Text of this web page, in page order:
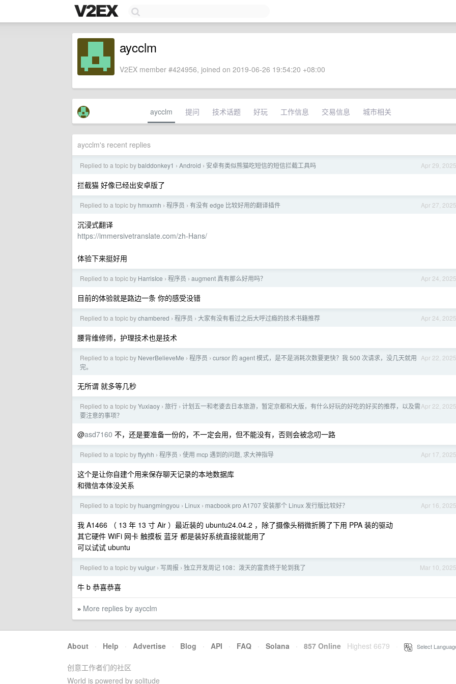
aycclm
V2EX member #424956, joined on 2019-06-26 19:54:20 +08:00
aycclm 提问 技术话题 好玩 工作信息 交易信息 城市相关
aycclm's recent replies
Apr 29, 2025
Replied to a topic bybalddonkey1 › Android › 安卓有类似熊猫吃短信的短信拦截工具吗
拦截猫 好像已经出安卓版了
Apr 27, 2025
Replied to a topic by hmxxmh › 程序员 › 有没有 edge 比较好用的翻译插件
沉浸式翻译
https://immersivetranslate.com/zh-Hans/
体验下来挺好用
Apr 24, 2025
Replied to a topic by HarrisIce › 程序员 › augment 真有那么好用吗？
目前的体验就是路边一条 你的感受没错
Apr 24, 2025
Replied to a topic bychambered › 程序员 › 大家有没有看过之后大呼过瘾的技术书籍推荐
腰背维修师，护理技术也是技术
Apr 22, 2025
Replied to a topic by NeverBelieveMe › 程序员 › cursor 的 agent 模式，是不是消耗次数要更快？我 500 次请求，没几天就用
完。
无所谓 就多等几秒
Apr 22, 2025
Replied to a topic byYuxiaoy › 旅行 › 计划五一和老婆去日本旅游，暂定京都和大版，有什么好玩的好吃的好买的推荐，以及需
要注意的事项？
@asd7160 不，还是要准备一份的，不一定会用，但不能没有，否则会被念叨一路
Apr 17, 2025
Replied to a topic byffyyhh › 程序员 › 使用 mcp 遇到的问题, 求大神指导
这个是让你自建个用来保存聊天记录的本地数据库
和微信本体没关系
Apr 16, 2025
Replied to a topic by huangmingyou › Linux › macbook pro A1707 安装那个 Linux 发行版比较好？
我 A1466 （ 13 年 13 寸 Air ）最近装的 ubuntu24.04.2 ，除了摄像头稍微折腾了下用 PPA 装的驱动
其它硬件 WiFi 网卡 触摸板 蓝牙 都是装好系统直接就能用了
可以试试 ubuntu
Mar 10, 2025
Replied to a topic byvulgur › 写周报 › 独立开发周记 108：泼天的富贵终于轮到我了
牛 b 恭喜恭喜
» More replies by aycclm
About · Help · Advertise · Blog · API · FAQ · Solana · 857 Online Highest 6679 Select
创意工作者们的社区
World is powered by solitude